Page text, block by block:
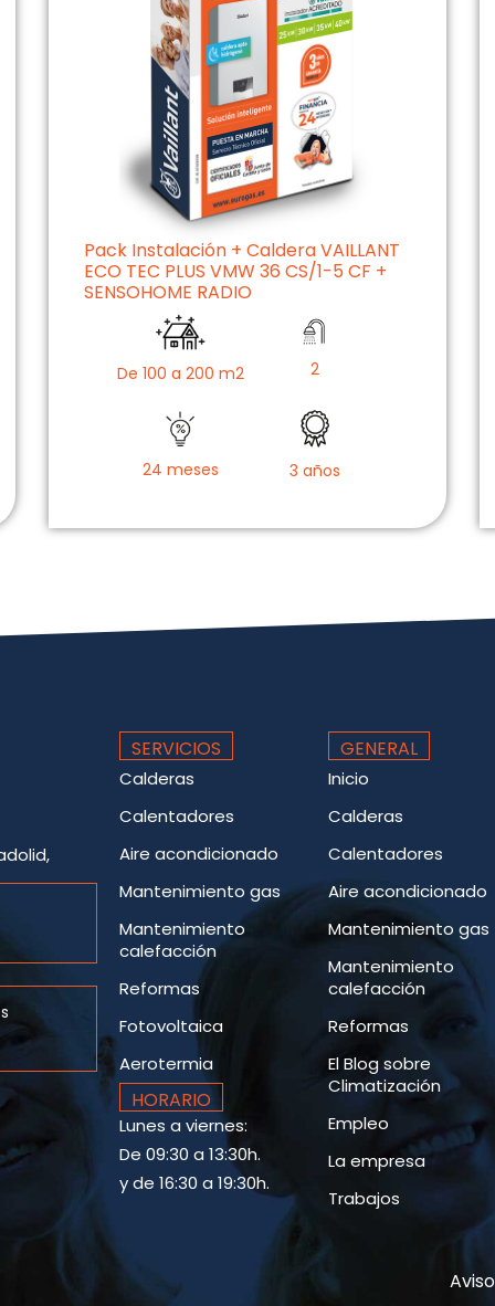
Pack Instalación + Caldera VAILLANT
ECO TEC PLUS VMW 36 CS/1-5 CF +
SENSOHOME RADIO
De 100 a 200 m2 2
24 meses 3 años
SERVICIOS
Calderas
Calentadores
Aire acondicionado
Mantenimiento gas
Mantenimiento
calefacción
Reformas
Fotovoltaica
Aerotermia
HORARIO
Lunes a viernes:
De 09:30 a 13:30h.
y de 16:30 a 19:30h.
GENERAL
Inicio
Calderas
Calentadores
Aire acondicionado
Mantenimiento gas
Mantenimiento
calefacción
Reformas
El Blog sobre
Climatización
Empleo
La empresa
Trabajos